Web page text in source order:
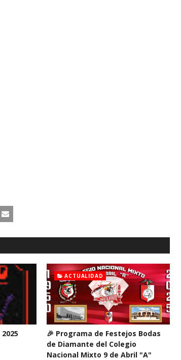
ACTUALIDAD
🎉 Programa de Festejos Bodas
de Diamante del Colegio
Nacional Mixto 9 de Abril "A"